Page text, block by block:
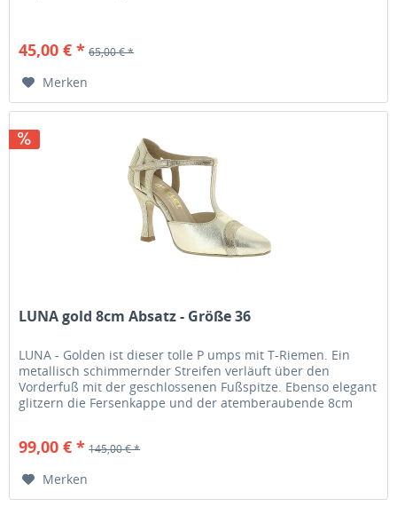
45,00 € * 65,00 € *
Merken
LUNA gold 8cm Absatz - Größe 36
LUNA - Golden ist dieser tolle P umps mit T-Riemen. Ein
metallisch schimmernder Streifen verläuft über den
Vorderfuß mit der geschlossenen Fußspitze. Ebenso elegant
glitzern die Fersenkappe und der atemberaubende 8cm
99,00 € * 145,00 € *
Merken